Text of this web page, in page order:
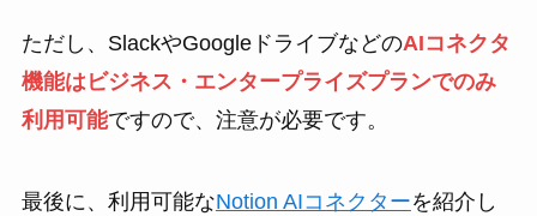
ただし、SlackやGoogleドライブなどのAIコネクタ
機能はビジネス・エンタープライズプランでのみ
利用可能ですので、注意が必要です。
最後に、利用可能なNotion AIコネクターを紹介し